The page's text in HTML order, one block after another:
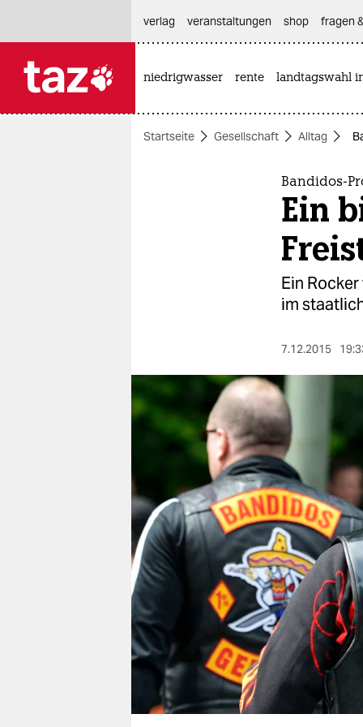
themen
nord
wahrheit
verlag
veranstaltungen
shop
fragen & hilfe
unterstützen
abo
genossenschaft
verlag
veranstaltungen shop fragen
niedrigwasser rente landtagswahl
Startseite Gesellschaft Alltag
Bandidos-
Ein
Ein
im
7.12.2015